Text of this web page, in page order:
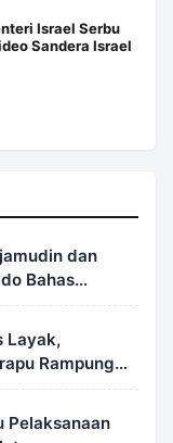
Israel Serbu
Sandera Israel
dan
Bahas
Layak,
Rampung
Pelaksanaan